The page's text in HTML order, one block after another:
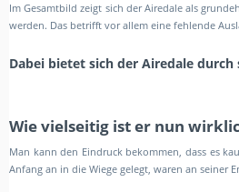
Im Gesamtbild zeigt sich der Airedale als
werden. Das betrifft vor allem eine fehlende
Dabei bietet sich der Airedale
Wie vielseitig ist er nun
Man kann den Eindruck bekommen, dass es
Anfang an in die Wiege gelegt, waren an